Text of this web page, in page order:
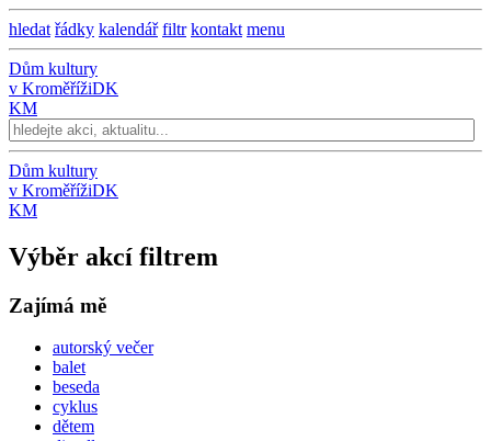
hledat řádky kalendář filtr kontakt menu
Dům kultury
v KroměřížiDK
KM
Dům kultury
v KroměřížiDK
KM
Výběr akcí filtrem
Zajímá mě
autorský večer
balet
beseda
cyklus
dětem